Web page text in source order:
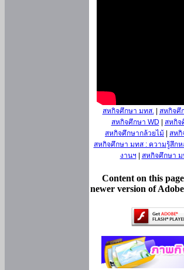
สหกิจศึกษา มทส.| สหกิจศึ
สหกิจศึกษา WD
สหกิจ
สหกิจศึกษากล้วยไม้
สหกิ
สหกิจศึกษา มทส : ความรู้สึก
งานฯ
สหกิจศึกษา ม
Content on this
newer version of